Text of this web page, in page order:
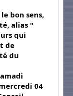
bon sens,
alias "
qui
de
du
04